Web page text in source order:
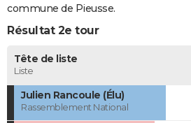
commune de Pieusse.
Résultat 2e tour
Tête de liste
Liste
Julien Rancoule (Élu)
Rassemblement National